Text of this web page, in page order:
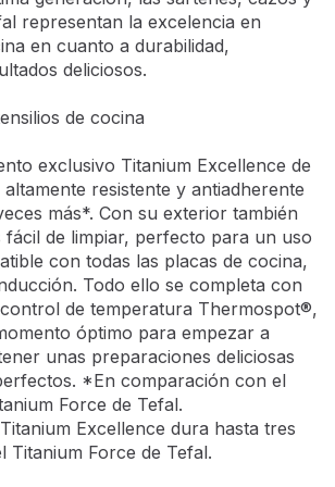
representan la excelencia en
en cuanto a durabilidad,
deliciosos.
de cocina
exclusivo Titanium Excellence de
altamente resistente y antiadherente
más*. Con su exterior también
fácil de limpiar, perfecto para un uso
con todas las placas de cocina,
Todo ello se completa con
de temperatura Thermospot®,
óptimo para empezar a
unas preparaciones deliciosas
*En comparación con el
Force de Tefal.
Excellence dura hasta tres
Titanium Force de Tefal.